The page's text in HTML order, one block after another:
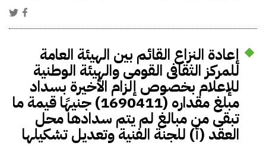
إعادة النزاع القائم بين الهيئة العامة
للمركز الثقافى القومى والهيئة الوطنية
للإعلام بخصوص إلزام الأخيرة بسداد
مبلغ مقداره (1690411) جنيهًا قيمة ما
تبقى من مبالغ لم يتم سدادها محل
العقد (أ) للجنة الفنية وتعديل تشكيلها